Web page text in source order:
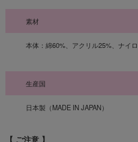
素材
本体：綿60%、アクリル25%、ナイ
生産国
日本製（MADE IN JAPAN）
【 ご注意 】